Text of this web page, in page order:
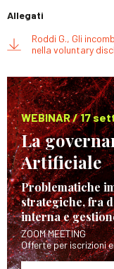
Allegati
Roddi G., Gli
nella voluntary
WEBINAR / 17
La
Artificiale
Problematiche
strategiche, fra
interna e
ZOOM MEETING
Offerte per iscrizioni